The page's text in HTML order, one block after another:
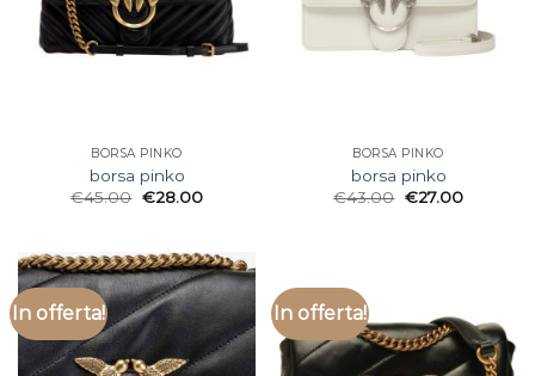
BORSA PINKO
borsa pinko
€45.00 €28.00
BORSA PINKO
borsa pinko
€43.00 €27.00
In offerta! In offerta!